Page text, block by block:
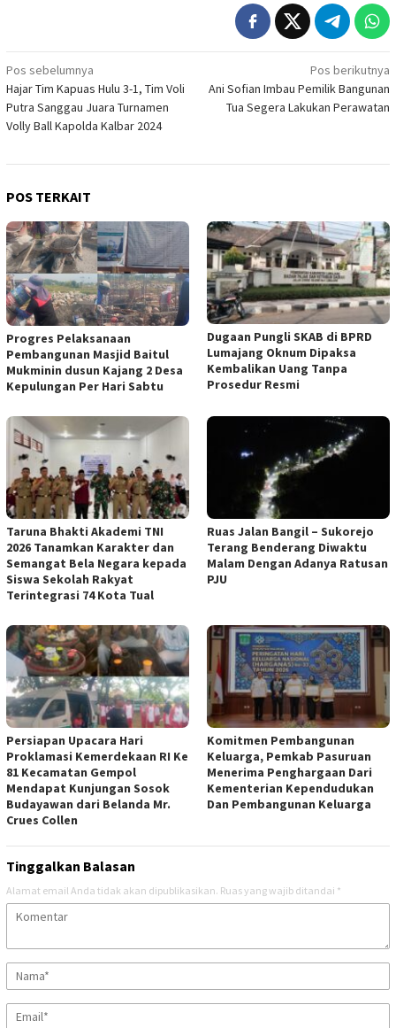
Navigasi
pos
Pos sebelumnya
Hajar Tim Kapuas Hulu 3-1, Tim Voli
Putra Sanggau Juara Turnamen
Volly Ball Kapolda Kalbar 2024
Pos berikutnya
Ani Sofian Imbau Pemilik Bangunan
Tua Segera Lakukan Perawatan
POS TERKAIT
Progres Pelaksanaan
Pembangunan Masjid Baitul
Mukminin dusun Kajang 2 Desa
Kepulungan Per Hari Sabtu
Dugaan Pungli SKAB di BPRD
Lumajang Oknum Dipaksa
Kembalikan Uang Tanpa
Prosedur Resmi
Taruna Bhakti Akademi TNI
2026 Tanamkan Karakter dan
Semangat Bela Negara kepada
Siswa Sekolah Rakyat
Terintegrasi 74 Kota Tual
Ruas Jalan Bangil – Sukorejo
Terang Benderang Diwaktu
Malam Dengan Adanya Ratusan
PJU
Persiapan Upacara Hari
Proklamasi Kemerdekaan RI Ke
81 Kecamatan Gempol
Mendapat Kunjungan Sosok
Budayawan dari Belanda Mr.
Crues Collen
Komitmen Pembangunan
Keluarga, Pemkab Pasuruan
Menerima Penghargaan Dari
Kementerian Kependudukan
Dan Pembangunan Keluarga
Tinggalkan Balasan
Alamat email Anda tidak akan dipublikasikan. Ruas yang wajib ditandai *